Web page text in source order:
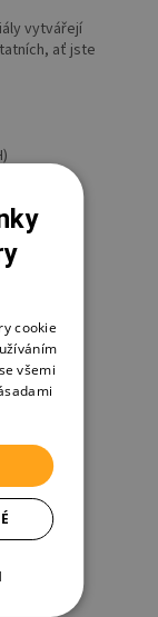
vytvářejí
ať jste
cookie
všemi